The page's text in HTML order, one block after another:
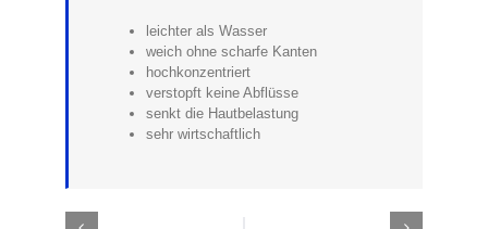
leichter als Wasser
weich ohne scharfe Kanten
hochkonzentriert
verstopft keine Abflüsse
senkt die Hautbelastung
sehr wirtschaftlich